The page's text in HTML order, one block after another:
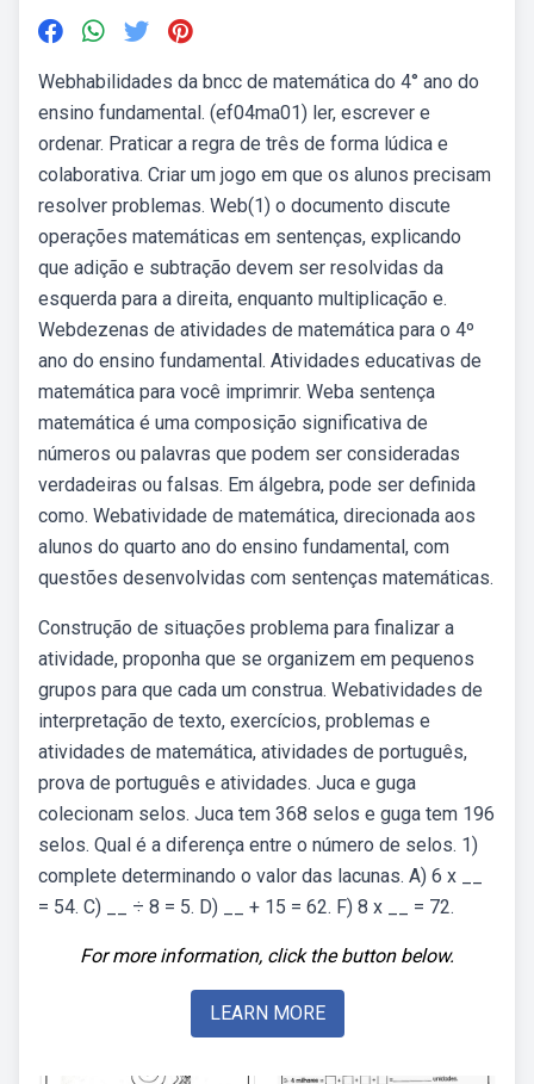
Webhabilidades da bncc de matemática do 4° ano do
ensino fundamental. (ef04ma01) ler, escrever e
ordenar. Praticar a regra de três de forma lúdica e
colaborativa. Criar um jogo em que os alunos precisam
resolver problemas. Web(1) o documento discute
operações matemáticas em sentenças, explicando
que adição e subtração devem ser resolvidas da
esquerda para a direita, enquanto multiplicação e.
Webdezenas de atividades de matemática para o 4º
ano do ensino fundamental. Atividades educativas de
matemática para você imprimrir. Weba sentença
matemática é uma composição significativa de
números ou palavras que podem ser consideradas
verdadeiras ou falsas. Em álgebra, pode ser definida
como. Webatividade de matemática, direcionada aos
alunos do quarto ano do ensino fundamental, com
questões desenvolvidas com sentenças matemáticas.
Construção de situações problema para finalizar a
atividade, proponha que se organizem em pequenos
grupos para que cada um construa. Webatividades de
interpretação de texto, exercícios, problemas e
atividades de matemática, atividades de português,
prova de português e atividades. Juca e guga
colecionam selos. Juca tem 368 selos e guga tem 196
selos. Qual é a diferença entre o número de selos. 1)
complete determinando o valor das lacunas. A) 6 x __
= 54. C) __ ÷ 8 = 5. D) __ + 15 = 62. F) 8 x __ = 72.
For more information, click the button below.
LEARN MORE